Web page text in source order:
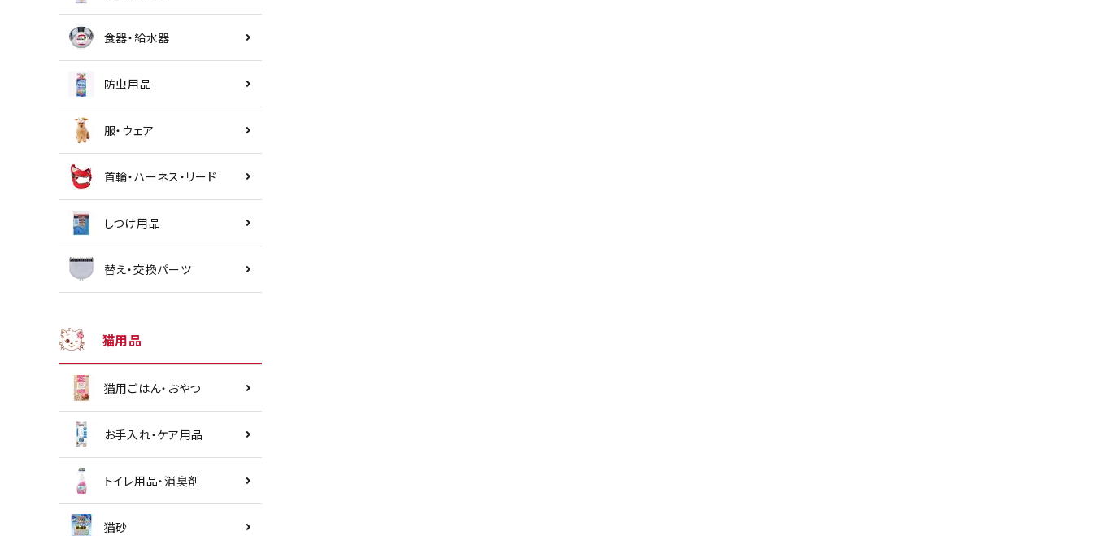
食器・給水器
防虫用品
服・ウェア
首輪・ハーネス・リード
しつけ用品
替え・交換パーツ
猫用品
猫用ごはん・おやつ
お手入れ・ケア用品
トイレ用品・消臭剤
猫砂